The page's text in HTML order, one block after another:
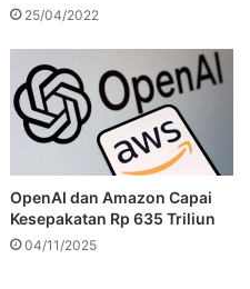
25/04/2022
OpenAI dan Amazon Capai
Kesepakatan Rp 635 Triliun
04/11/2025